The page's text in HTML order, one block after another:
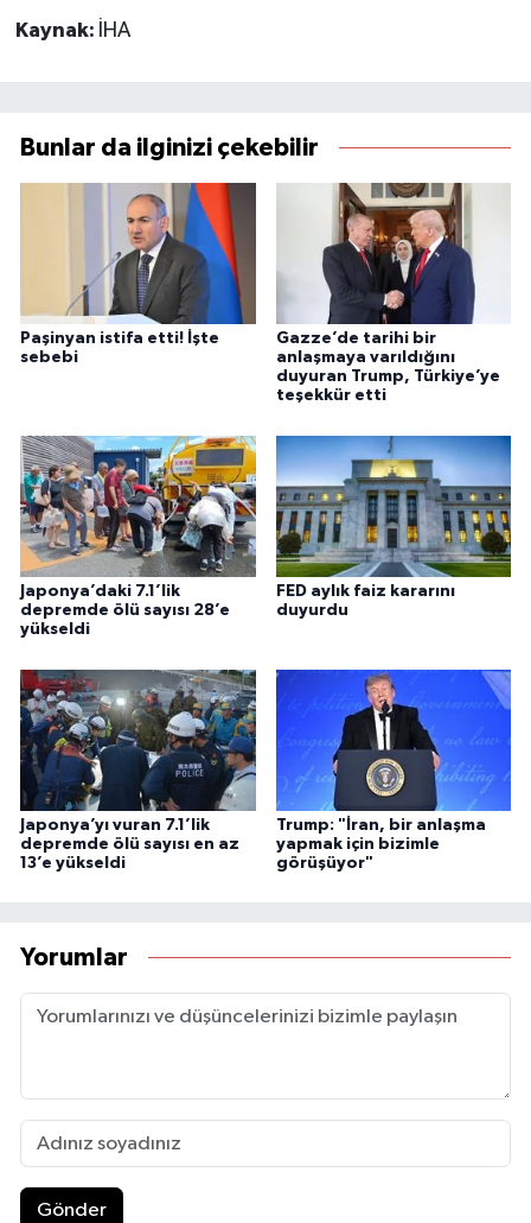
Kaynak: İHA
Bunlar da ilginizi çekebilir
Paşinyan istifa etti! İşte
sebebi
Gazze’de tarihi bir
anlaşmaya varıldığını
duyuran Trump, Türkiye’ye
teşekkür etti
Japonya’daki 7.1’lik
depremde ölü sayısı 28’e
yükseldi
FED aylık faiz kararını
duyurdu
Japonya’yı vuran 7.1’lik
depremde ölü sayısı en az
13’e yükseldi
Trump: "İran, bir anlaşma
yapmak için bizimle
görüşüyor"
Yorumlar
Gönder